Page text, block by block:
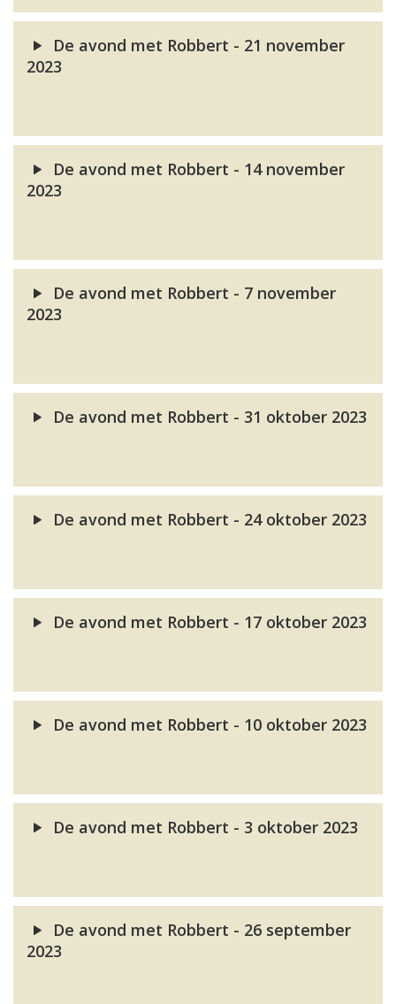
De avond met Robbert - 21 november
2023
De avond met Robbert - 14 november
2023
De avond met Robbert - 7 november
2023
De avond met Robbert - 31 oktober 2023
De avond met Robbert - 24 oktober 2023
De avond met Robbert - 17 oktober 2023
De avond met Robbert - 10 oktober 2023
De avond met Robbert - 3 oktober 2023
De avond met Robbert - 26 september
2023